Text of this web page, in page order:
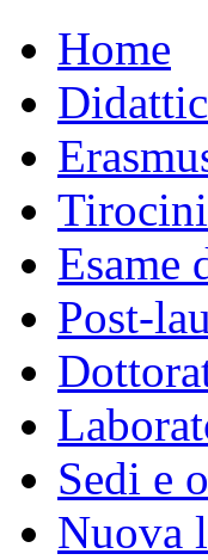
Home
Esame
Post-
Sedi e
Nuova